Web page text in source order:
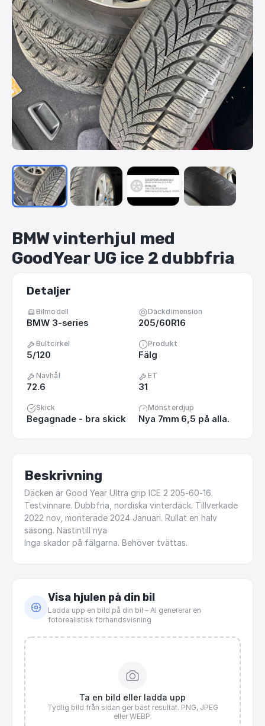
BMWvinterhjul med
GoodYear UG ice 2 dubbfria
Detaljer
Bilmodell
BMW 3-series
Däckdimension
205/60R16
Bultcirkel
5/120
Produkt
Fälg
Navhål
72.6
ET
31
Skick
Begagnade - bra skick
Mönsterdjup
Nya 7mm 6,5 på alla.
Beskrivning
Däcken är Good Year Ultra grip ICE 2 205-60-16.
Testvinnare. Dubbfria, nordiska vinterdäck. Tillverkade
2022 nov, monterade 2024 Januari. Rullat en halv
säsong. Nästintill nya
Inga skador på fälgarna. Behöver tvättas.
Visa hjulen på din bil
Ladda upp en bild på din bil – AI genererar en
fotorealistisk förhandsvisning
Ta en bild eller ladda upp
Tydlig bild från sidan ger bäst resultat. PNG, JPEG
eller WEBP.